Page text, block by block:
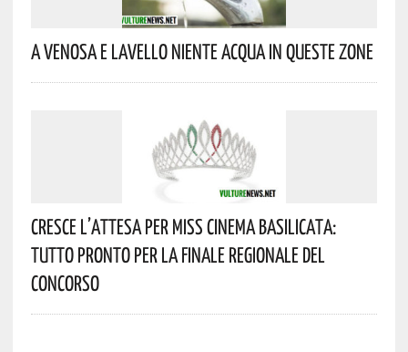
A Venosa E Lavello Niente Acqua In Queste Zone
Cresce L’attesa Per Miss Cinema Basilicata:
Tutto Pronto Per La Finale Regionale Del
Concorso